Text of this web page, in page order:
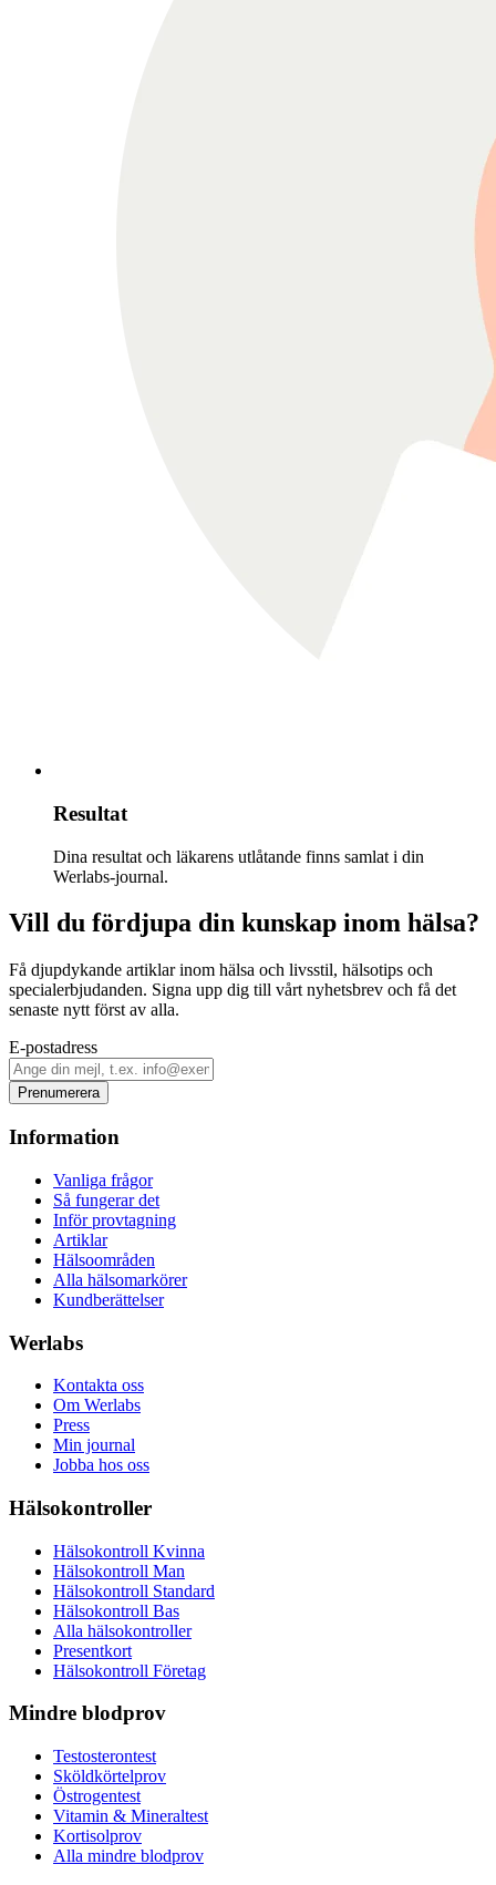
Resultat
Dina resultat och läkarens utlåtande finns samlat i din
Werlabs-journal.
Vill du fördjupa din kunskap inom hälsa?
Få djupdykande artiklar inom hälsa och livsstil, hälsotips och
specialerbjudanden. Signa upp dig till vårt nyhetsbrev och få det
senaste nytt först av alla.
E-postadress
Prenumerera
Information
Vanliga frågor
Så fungerar det
Inför provtagning
Artiklar
Hälsoområden
Alla hälsomarkörer
Kundberättelser
Werlabs
Kontakta oss
Om Werlabs
Press
Min journal
Jobba hos oss
Hälsokontroller
Hälsokontroll Kvinna
Hälsokontroll Man
Hälsokontroll Standard
Hälsokontroll Bas
Alla hälsokontroller
Presentkort
Hälsokontroll Företag
Mindre blodprov
Testosterontest
Sköldkörtelprov
Östrogentest
Vitamin & Mineraltest
Kortisolprov
Alla mindre blodprov